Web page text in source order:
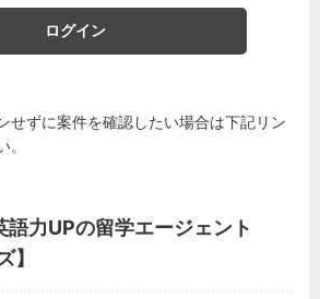
ログイン
せずに案件を確認したい場合は下記リン
語力UPの留学エージェント
】